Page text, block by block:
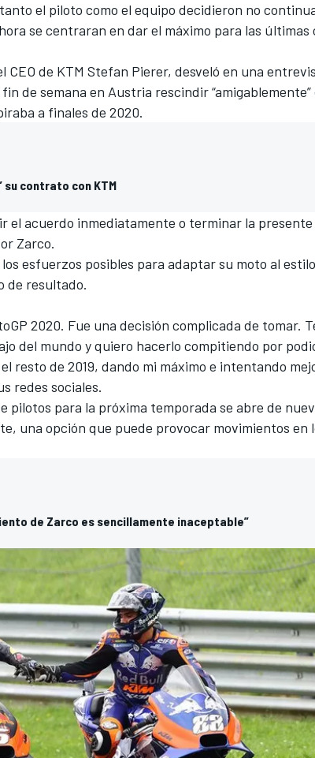
el piloto como el equipo decidieron no
se centraran en dar el máximo para las últimas
CEO de KTM Stefan Pierer, desveló en una
de semana en Austria rescindir “amigablemente”
a finales de 2020.
contrato con KTM
el acuerdo inmediatamente o terminar la presente
Zarco.
esfuerzos posibles para adaptar su moto al
de resultado.
2020. Fue una decisión complicada de tomar.
del mundo y quiero hacerlo compitiendo por
resto de 2019, dando mi máximo e intentando
redes sociales.
pilotos para la próxima temporada se abre de
una opción que puede provocar movimientos en
de Zarco es sencillamente inaceptable”